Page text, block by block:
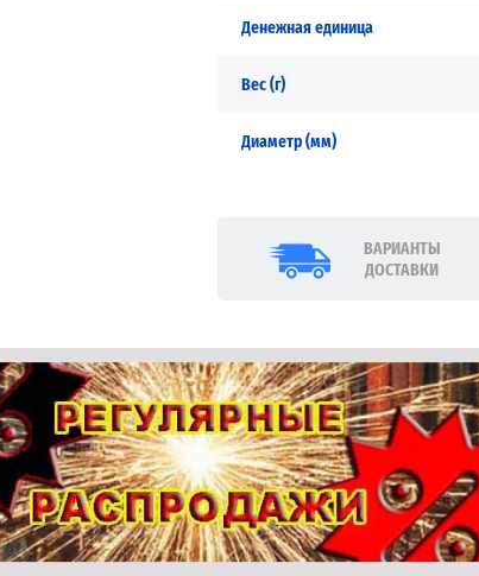
Денежная единица
Вес (г)
Диаметр (мм)
ВАРИАНТЫ
ДОСТАВКИ